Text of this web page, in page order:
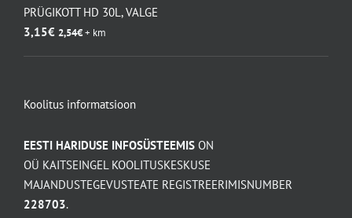
PRÜGIKOTT HD 30L, VALGE
3,15€ 2,54€+ km
Koolitus informatsioon
EESTI HARIDUSE INFOSÜSTEEMIS ON
OÜ KAITSEINGEL KOOLITUSKESKUSE
MAJANDUSTEGEVUSTEATE REGISTREERIMISNUMBER
228703.